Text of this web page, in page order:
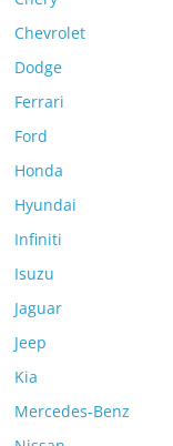
Chevrolet
Dodge
Ferrari
Ford
Honda
Hyundai
Infiniti
Isuzu
Jaguar
Jeep
Kia
Mercedes-Benz